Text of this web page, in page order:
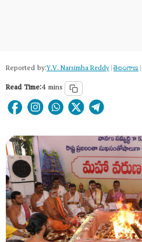
Reported by:Y.V. Narsimha Reddy|తెలంగాణ‌|
Read Time:4 mins